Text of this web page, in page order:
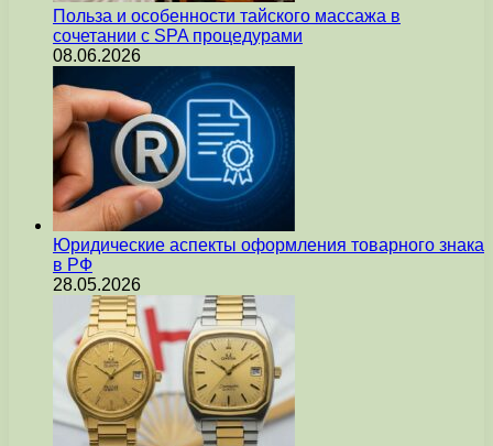
Польза и особенности тайского массажа в
сочетании с SPA процедурами
08.06.2026
Юридические аспекты оформления товарного знака
в РФ
28.05.2026